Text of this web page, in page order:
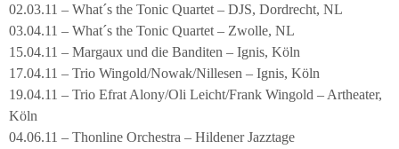
02.03.11 – What´s the Tonic Quartet – DJS, Dordrecht, NL
03.04.11 – What´s the Tonic Quartet – Zwolle, NL
15.04.11 – Margaux und die Banditen – Ignis, Köln
17.04.11 – Trio Wingold/Nowak/Nillesen – Ignis, Köln
19.04.11 – Trio Efrat Alony/Oli Leicht/Frank Wingold – Artheater,
Köln
04.06.11 – Thonline Orchestra – Hildener Jazztage